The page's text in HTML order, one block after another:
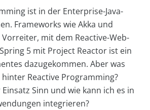
ist in der Enterprise-Java-
Frameworks wie Akka und
Vorreiter, mit dem Reactive-Web-
5 mit Project Reactor ist ein
dazugekommen. Aber was
Reactive Programming?
Sinn und wie kann ich es in
integrieren?